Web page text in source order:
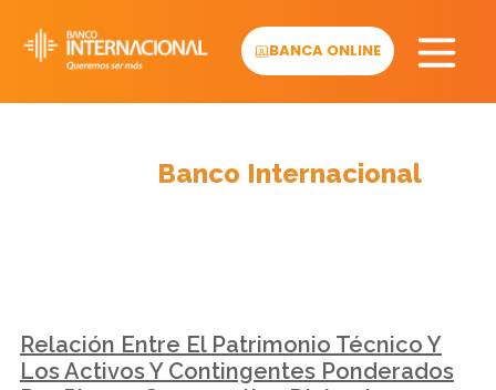
content
BANCA ONLINE
Banco Internacional
Relación Entre El Patrimonio Técnico Y
Los Activos Y Contingentes Ponderados